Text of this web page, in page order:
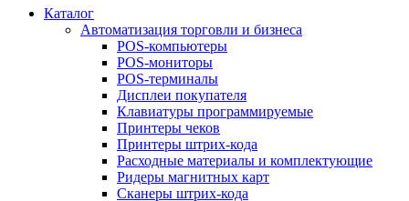
Каталог
Автоматизация торговли и бизнеса
POS-компьютеры
POS-мониторы
POS-терминалы
Дисплеи покупателя
Клавиатуры программируемые
Принтеры чеков
Принтеры штрих-кода
Расходные материалы и комплектующие
Ридеры магнитных карт
Сканеры штрих-кода